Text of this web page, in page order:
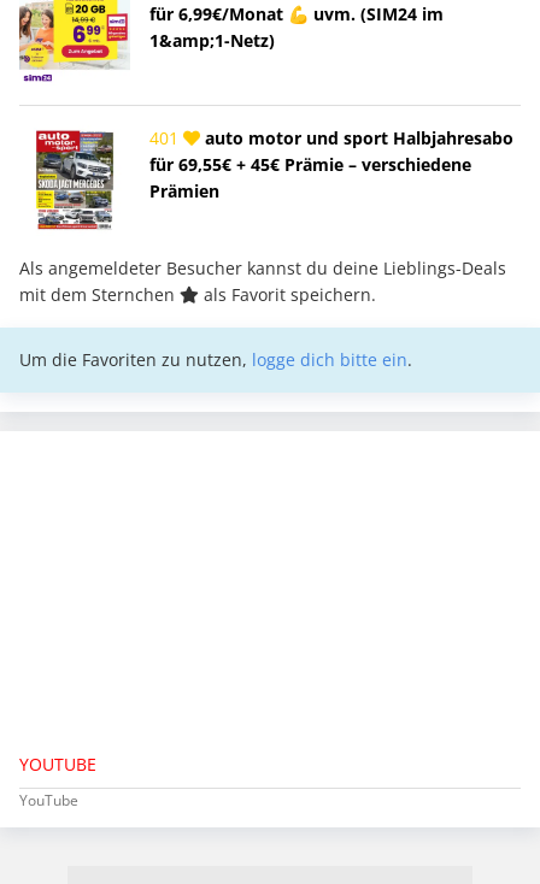
für 6,99€/Monat 💪 uvm. (SIM24 im
1&amp;1-Netz)
401
auto motor und sport Halbjahresabo
für 69,55€ + 45€ Prämie – verschiedene
Prämien
Als angemeldeter Besucher kannst du deine Lieblings-Deals
mit dem Sternchen
als Favorit speichern.
Um die Favoriten zu nutzen, logge dich bitte ein.
YOUTUBE
YouTube